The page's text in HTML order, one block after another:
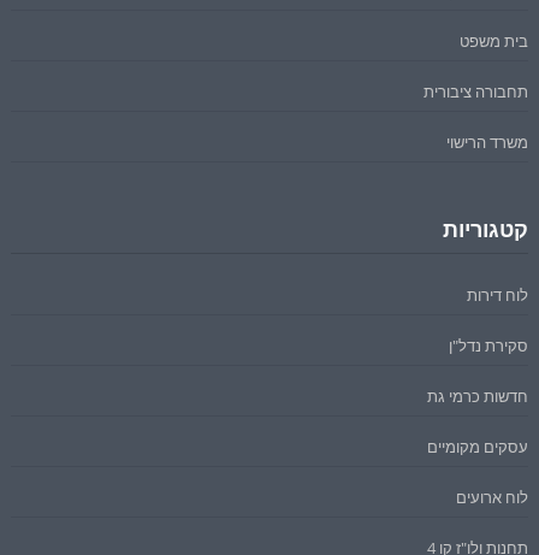
בית משפט
תחבורה ציבורית
משרד הרישוי
קטגוריות
לוח דירות
סקירת נדל"ן
חדשות כרמי גת
עסקים מקומיים
לוח ארועים
תחנות ולו"ז קו 4